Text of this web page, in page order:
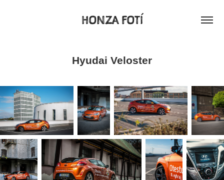
HONZA FOTÍ
Hyudai Veloster